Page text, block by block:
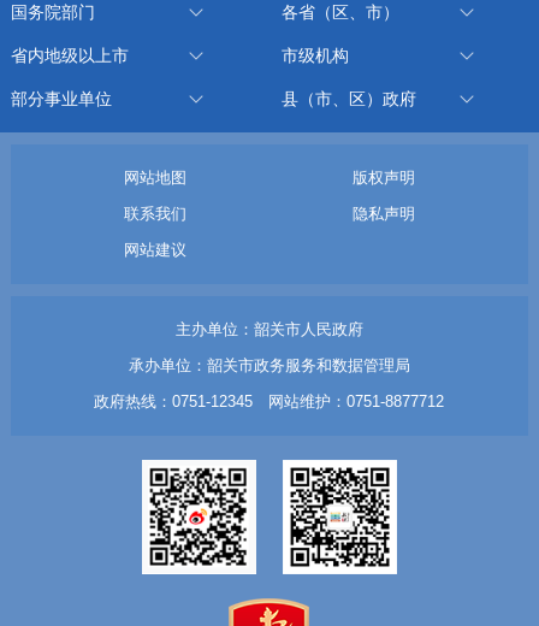
国务院部门 各省（区、市）
省内地级以上市 市级机构
部分事业单位 县（市、区）政府
网站地图
版权声明
联系我们
隐私声明
网站建议
主办单位：韶关市人民政府
承办单位：韶关市政务服务和数据管理局
政府热线：0751-12345 网站维护：0751-8877712